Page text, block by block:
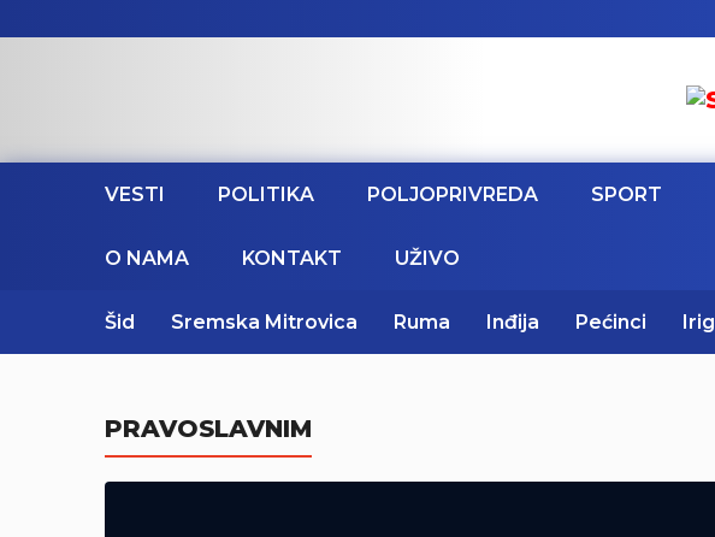
VESTI POLITIKA POLJOPRIVREDA SPORT
O NAMA KONTAKT UŽIVO
Šid Sremska Mitrovica Ruma Inđija Pećinci Irig
PRAVOSLAVNIM